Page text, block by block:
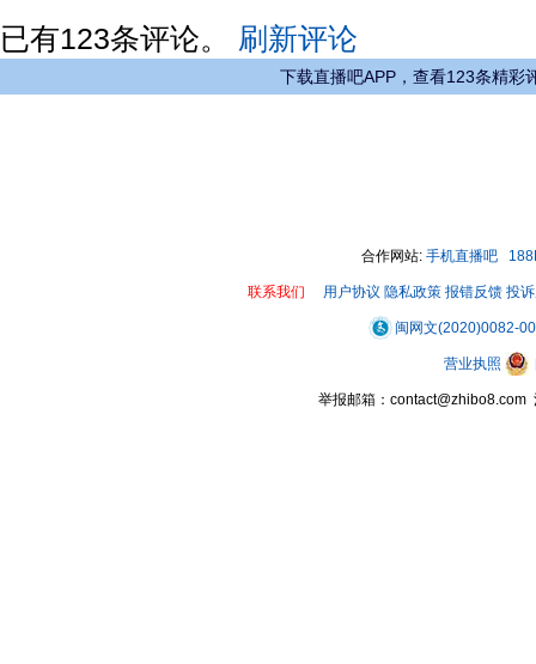
已有123条评论。 刷新评论
下载直播吧APP，查看123条精彩
合作网站: 手机直播吧
联系我们 用户协议 隐私政策 报错反馈 投
闽网文(2020)0082-
营业执照
举报邮箱：